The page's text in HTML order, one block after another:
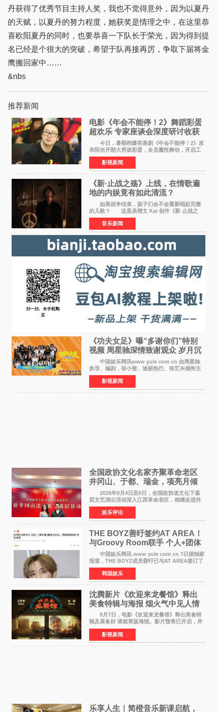
丹获得了优秀节目主持人奖，我也不觉得意外，因为以夏丹
的天赋，以夏丹的努力程度，她获奖是情理之中，在这里恭
喜欧阳夏丹的同时，也要恭喜一下队长于荣光，因为得到提
名已经是个很大的突破，希望于队再接再厉，争取下届将金
鹰搬回家中……
&nbs
推荐新闻
电影《年会不能停！2》舞蹈彩蛋
超欢乐 专家座谈会深度研讨收获
满满
今日，暑期档爆笑喜剧《年会不能停！2》发
布阳光开朗大男孩彩蛋，全员魔性舞动，开启工
位狂欢模式。影片于昨日同步举办专家座谈会，
导演董润年、总制片人应萝佳出席现场，与一众
业内、学界专家
影视新闻
《新·止战之殇》上线，在情歌遍
地的内娱竟有如此清流？
如果战争结束，孩子们会不会重新唱起完整
的儿歌？ 这是吴楷文 Kai 创作《新·止战之
殇》时最初的想法。 从伊朗相关冲突引发的
地区局势，到世界各地仍在发生的动荡与不安，
战争从来不只
音乐新闻
《功夫女足》曝“多谢你们”特别
视频 周星驰深情致谢观众 岁月沉
淀不灭初心
中国娱乐网讯www yule com cn 由周星驰
执导、编剧，张小斐、迪丽热巴、张艺兴领衔主
演，刘嘉玲、佐藤健特别出演，艾米、雪野、蔡
思贝、胡予安、倪好特别介绍的喜剧电影《功夫
女足》释出多谢你
影视新闻
全国政协文化名家齐聚革命老区
井冈山、于都、瑞金，项亮月倾
情献唱《桃花谣》致敬红色沃土
2026年8月4日至6日，全国政协送文化下基
层文艺演出活动深入江西革命老区，相继走进井
冈山、于都长征出发地、瑞金三地。由全国政协
文化文史和学习委员会副主任、甘肃省政协原主
席欧阳坚率团，一
娱乐评论
THE BOYZ善旴签约AT AREA！
与Groovy Room联手 个人+团体
活动并行
中国娱乐网讯 www yule com cn 7日据独家
报道，THE BOYZ成员善旴已与AT AREA签订了
专属合约。AT AREA是由知名制作人组合
Groovy Room创立的hip-hop厂牌，旗下拥有多
位实力派音乐人，在韩
韩国娱乐
沈腾新片《欢迎来龙餐馆》释出
美食特辑与海报 烟火气中见人情
温暖
8月7日，电影《欢迎来龙餐馆》释出美食特
辑及菜备好 请就胃版海报。影片预售已开启，并
将于8月8日至10日14:00-21:00举行全国超前点
映。电影《欢迎来龙餐馆》作为战争美食喜剧大
片，讲述了中国
影视新闻
乐享人生｜简橙音乐新课启航，